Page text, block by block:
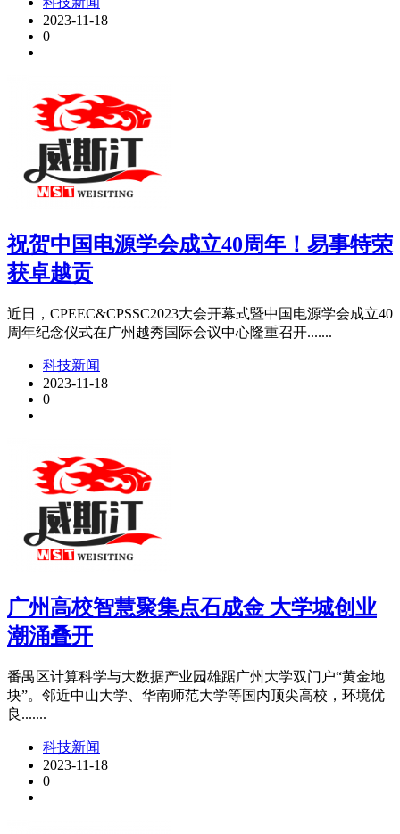
2023-11-18
0
祝贺中国电源学会成立40周年！易事特荣
获卓越贡
近日，CPEEC&CPSSC2023大会开幕式暨中国电源学会成立40
周年纪念仪式在广州越秀国际会议中心隆重召开.......
科技新闻
2023-11-18
0
广州高校智慧聚集点石成金 大学城创业
潮涌叠开
番禺区计算科学与大数据产业园雄踞广州大学双门户“黄金地
块”。邻近中山大学、华南师范大学等国内顶尖高校，环境优
良.......
科技新闻
2023-11-18
0